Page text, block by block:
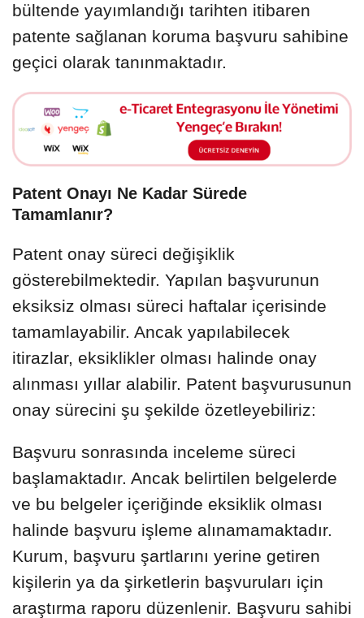
bültende yayımlandığı tarihten itibaren
patente sağlanan koruma başvuru sahibine
geçici olarak tanınmaktadır.
Patent Onayı Ne Kadar Sürede
Tamamlanır?
Patent onay süreci değişiklik
gösterebilmektedir. Yapılan başvurunun
eksiksiz olması süreci haftalar içerisinde
tamamlayabilir. Ancak yapılabilecek
itirazlar, eksiklikler olması halinde onay
alınması yıllar alabilir. Patent başvurusunun
onay sürecini şu şekilde özetleyebiliriz:
Başvuru sonrasında inceleme süreci
başlamaktadır. Ancak belirtilen belgelerde
ve bu belgeler içeriğinde eksiklik olması
halinde başvuru işleme alınamamaktadır.
Kurum, başvuru şartlarını yerine getiren
kişilerin ya da şirketlerin başvuruları için
araştırma raporu düzenlenir. Başvuru sahibi